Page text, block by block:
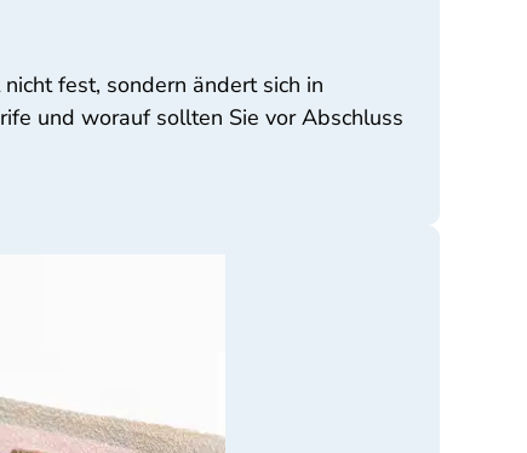
fest, sondern ändert sich in
und worauf sollten Sie vor Abschluss